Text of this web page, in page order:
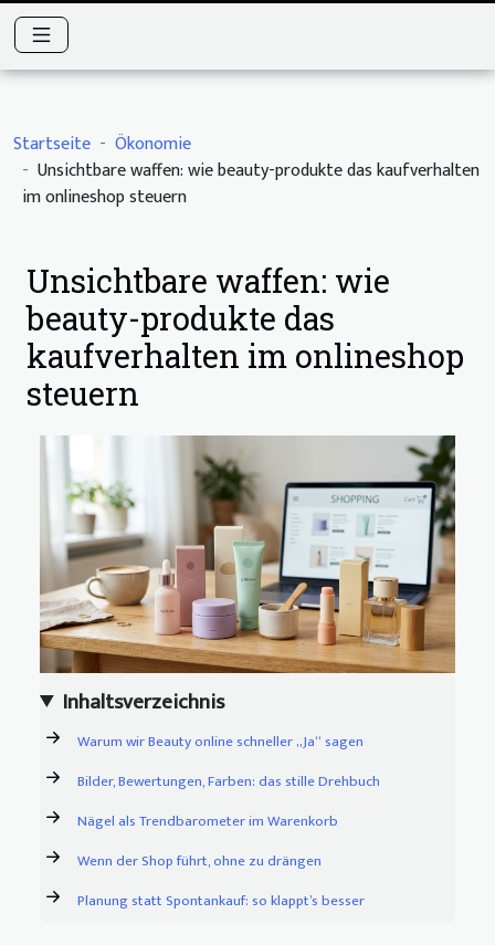
Startseite
Ökonomie
Unsichtbare waffen: wie beauty-produkte das kaufverhalten
im onlineshop steuern
Unsichtbare waffen: wie
beauty-produkte das
kaufverhalten im onlineshop
steuern
Inhaltsverzeichnis
Warum wir Beauty online schneller „Ja“ sagen
Bilder, Bewertungen, Farben: das stille Drehbuch
Nägel als Trendbarometer im Warenkorb
Wenn der Shop führt, ohne zu drängen
Planung statt Spontankauf: so klappt’s besser